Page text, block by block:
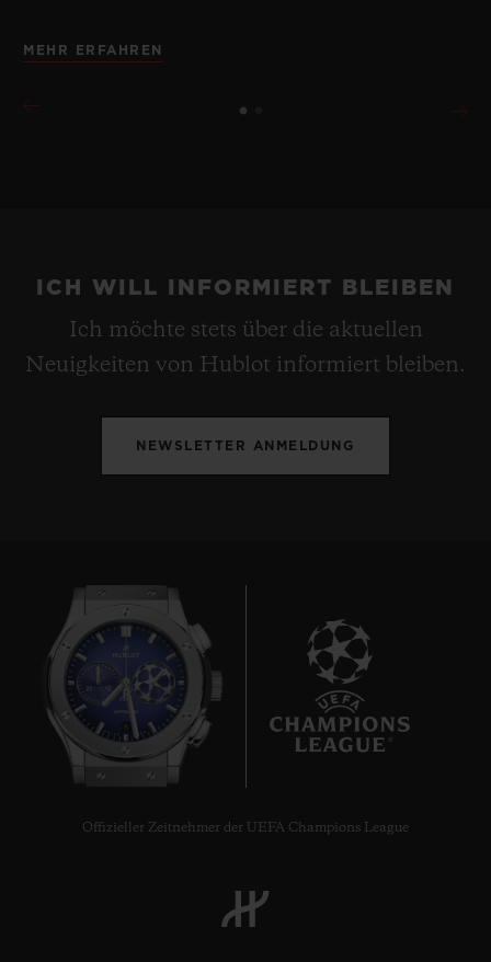
MEHR ERFAHREN
ICH WILL INFORMIERT BLEIBEN
Ich möchte stets über die aktuellen
Neuigkeiten von Hublot informiert bleiben.
NEWSLETTER ANMELDUNG
Offizieller Zeitnehmer der UEFA Champions League